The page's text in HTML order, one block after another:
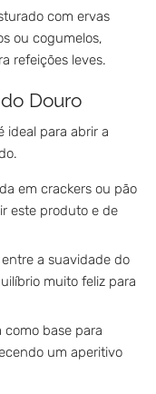
com ervas
ou cogumelos,
refeições leves.
Douro
ideal para abrir a
em crackers ou pão
este produto e de
a suavidade do
muito feliz para
como base para
um aperitivo